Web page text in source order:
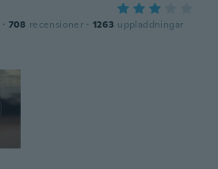
· 708 recensioner · 1263 uppladdningar